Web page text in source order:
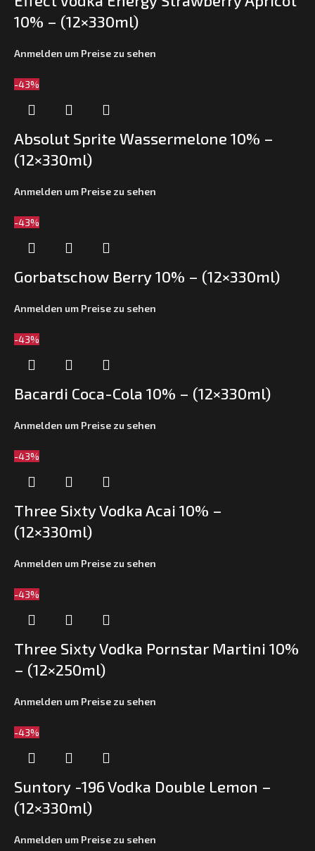
10% – (12×330ml)
Anmelden um Preise zu sehen
-43%
Absolut Sprite Wassermelone 10% –
(12×330ml)
Anmelden um Preise zu sehen
-43%
Gorbatschow Berry 10% – (12×330ml)
Anmelden um Preise zu sehen
-43%
Bacardi Coca-Cola 10% – (12×330ml)
Anmelden um Preise zu sehen
-43%
Three Sixty Vodka Acai 10% –
(12×330ml)
Anmelden um Preise zu sehen
-43%
Three Sixty Vodka Pornstar Martini 10%
– (12×250ml)
Anmelden um Preise zu sehen
-43%
Suntory -196 Vodka Double Lemon –
(12×330ml)
Anmelden um Preise zu sehen